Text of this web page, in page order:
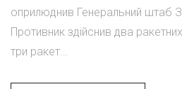
оприлюднив Генеральний штаб
Противник здійснив два
три ракет...